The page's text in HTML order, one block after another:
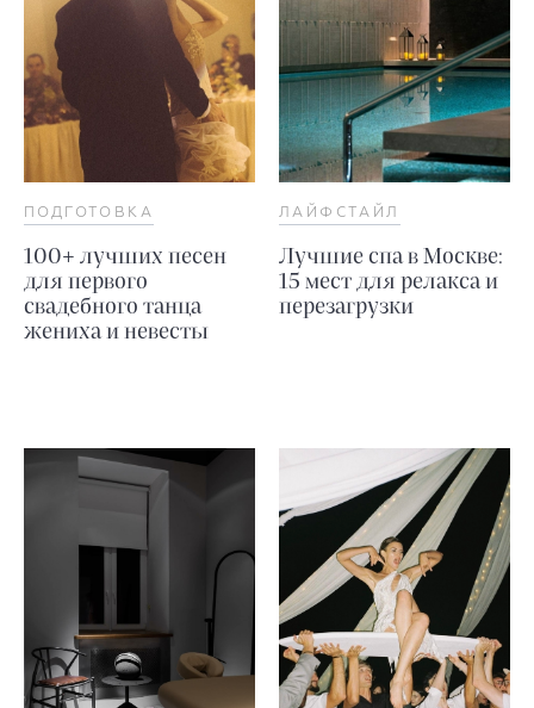
ПОДГОТОВКА
100+ лучших песен
для первого
свадебного танца
жениха и невесты
ЛАЙФСТАЙЛ
Лучшие спа в Москве:
15 мест для релакса и
перезагрузки